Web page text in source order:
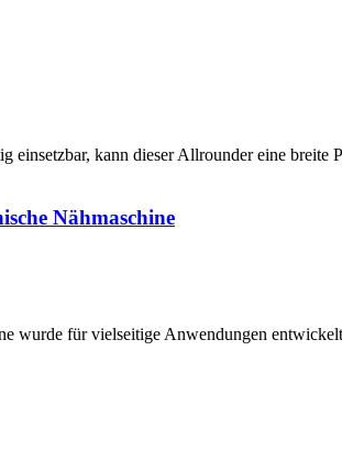
einsetzbar, kann dieser Allrounder eine
Nähmaschine
wurde für vielseitige Anwendungen